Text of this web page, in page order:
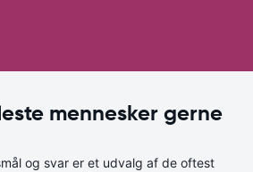
mennesker gerne
og svar er et udvalg af de oftest